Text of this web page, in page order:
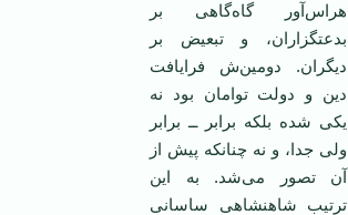
هراس‌آور گاه‌گاهی بر
بدعتگزاران، و تبعیض بر
دیگران. دومین‌ش فرایافت
دین و دولت توامان بود نه
یکی شده بلکه برابر ــ برابر
ولی جدا، و نه چنانکه پیش از
آن تصور می‌شد. به این
ترتیب شاهنشاهی ساسانی